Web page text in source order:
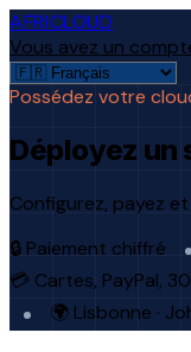
AFRICLOUD
Vous avez un
Possédez votre
Déployez un
Configurez, payez
🔒 Paiement chiffré
💳 Cartes, PayPal,
🌍 Lisbonne ·